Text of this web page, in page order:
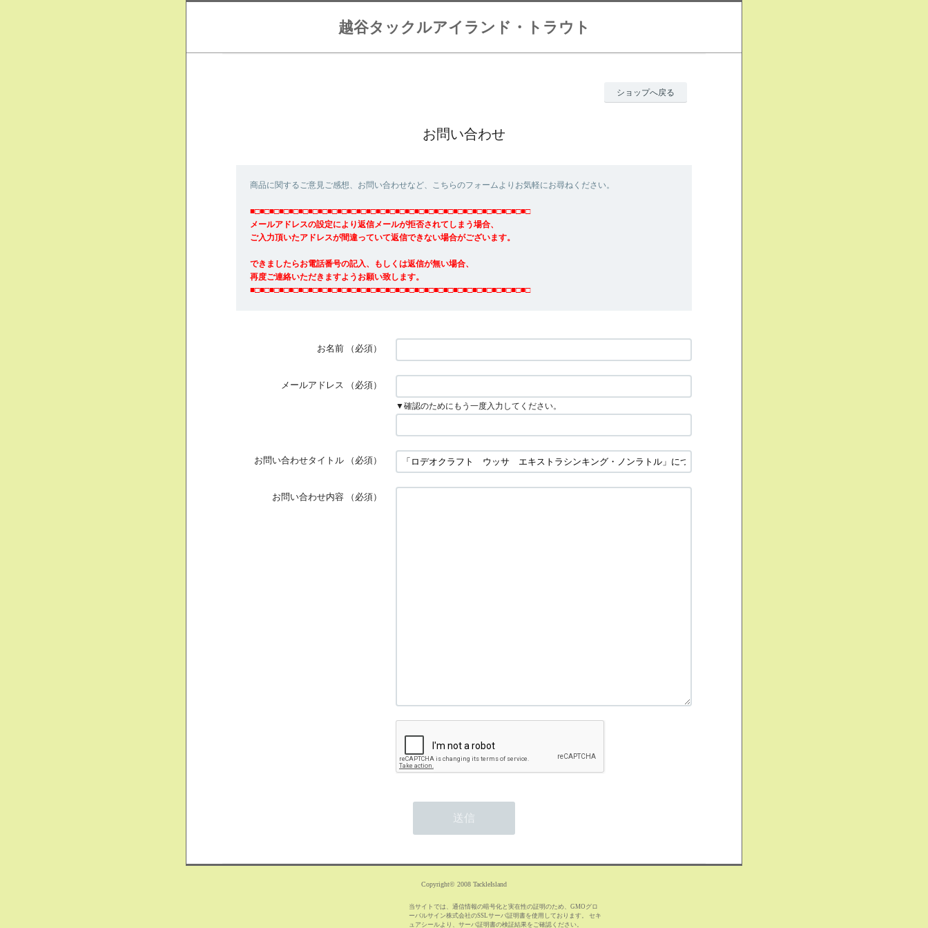
越谷タックルアイランド・トラウト
ショップへ戻る
お問い合わせ
商品に関するご意見ご感想、お問い合わせなど、こちらのフォームよりお気軽にお尋ねください。
■□■□■□■□■□■□■□■□■□■□■□■□■□■□■□■□■□■□■□■□■□■□■□■□■□■□■□■□■□
メールアドレスの設定により返信メールが拒否されてしまう場合、
ご入力頂いたアドレスが間違っていて返信できない場合がございます。
できましたらお電話番号の記入、もしくは返信が無い場合、
再度ご連絡いただきますようお願い致します。
■□■□■□■□■□■□■□■□■□■□■□■□■□■□■□■□■□■□■□■□■□■□■□■□■□■□■□■□■□
お名前 （必須）
メールアドレス （必須）
▼確認のためにもう一度入力してください。
お問い合わせタイトル （必須）
お問い合わせ内容 （必須）
Copyright© 2008 TackleIsland
当サイトでは、通信情報の暗号化と実在性の証明のため、GMOグロ
ーバルサイン株式会社のSSLサーバ証明書を使用しております。 セキ
ュアシールより、サーバ証明書の検証結果をご確認ください。